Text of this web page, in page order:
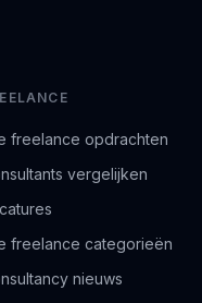
freelance opdrachten
vergelijken
freelance categorieën
nieuws